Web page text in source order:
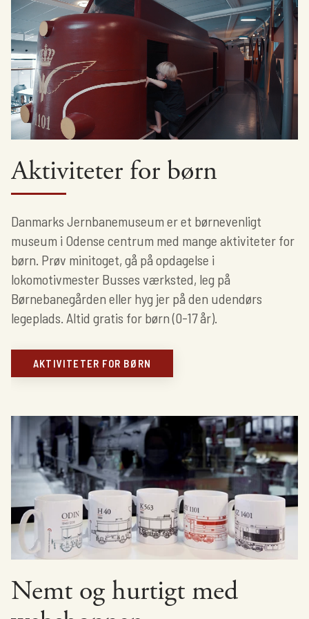
Aktiviteter for børn
Danmarks Jernbanemuseum er et børnevenligt
museum i Odense centrum med mange aktiviteter for
børn. Prøv minitoget, gå på opdagelse i
lokomotivmester Busses værksted, leg på
Børnebanegården eller hyg jer på den udendørs
legeplads. Altid gratis for børn (0-17 år).
AKTIVITETER FOR BØRN
Nemt og hurtigt med